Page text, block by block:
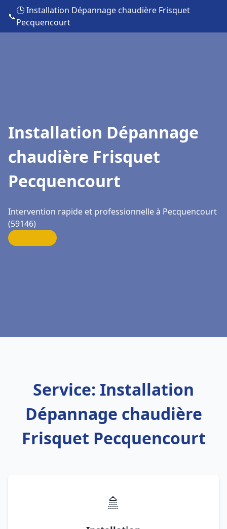
📞
🕒 Installation Dépannage chaudière Frisquet
Pecquencourt
Installation Dépannage
chaudière Frisquet
Pecquencourt
Intervention rapide et professionnelle à Pecquencourt
(59146)
Service: Installation
Dépannage chaudière
Frisquet Pecquencourt
🚿